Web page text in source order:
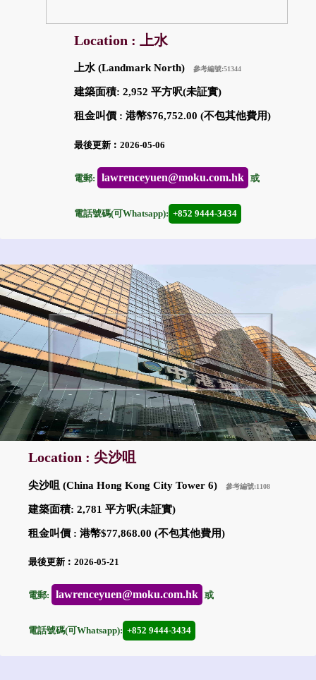
Location : 上水
上水 (Landmark North) 參考編號:51344
建築面積: 2,952 平方呎(未証實)
租金叫價 : 港幣$76,752.00 (不包其他費用)
最後更新︰2026-05-06
電郵: lawrenceyuen@moku.com.hk 或
電話號碼(可Whatsapp): +852 9444-3434
Location : 尖沙咀
尖沙咀 (China Hong Kong City Tower 6) 參考編號:1108
建築面積: 2,781 平方呎(未証實)
租金叫價 : 港幣$77,868.00 (不包其他費用)
最後更新︰2026-05-21
電郵: lawrenceyuen@moku.com.hk 或
電話號碼(可Whatsapp): +852 9444-3434